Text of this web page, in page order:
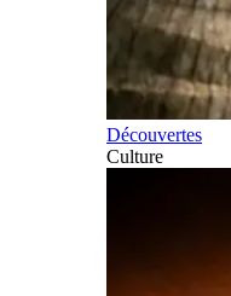
Découvertes
Culture